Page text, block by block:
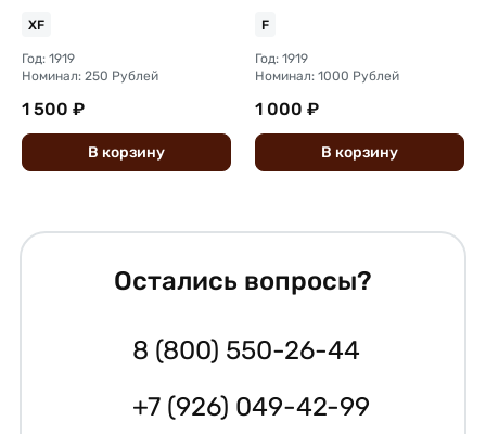
Государственнаго
XF
Год: 1919
Номинал: 250 Рублей
1 500 ₽
В корзину
F
Год: 1919
Номинал: 1000 Рублей
1 000 ₽
В корзину
Остались вопросы?
8 (800) 550-26-44
+7 (926) 049-42-99